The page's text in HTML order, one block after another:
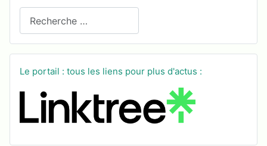
Le portail : tous les liens pour plus d'actus :